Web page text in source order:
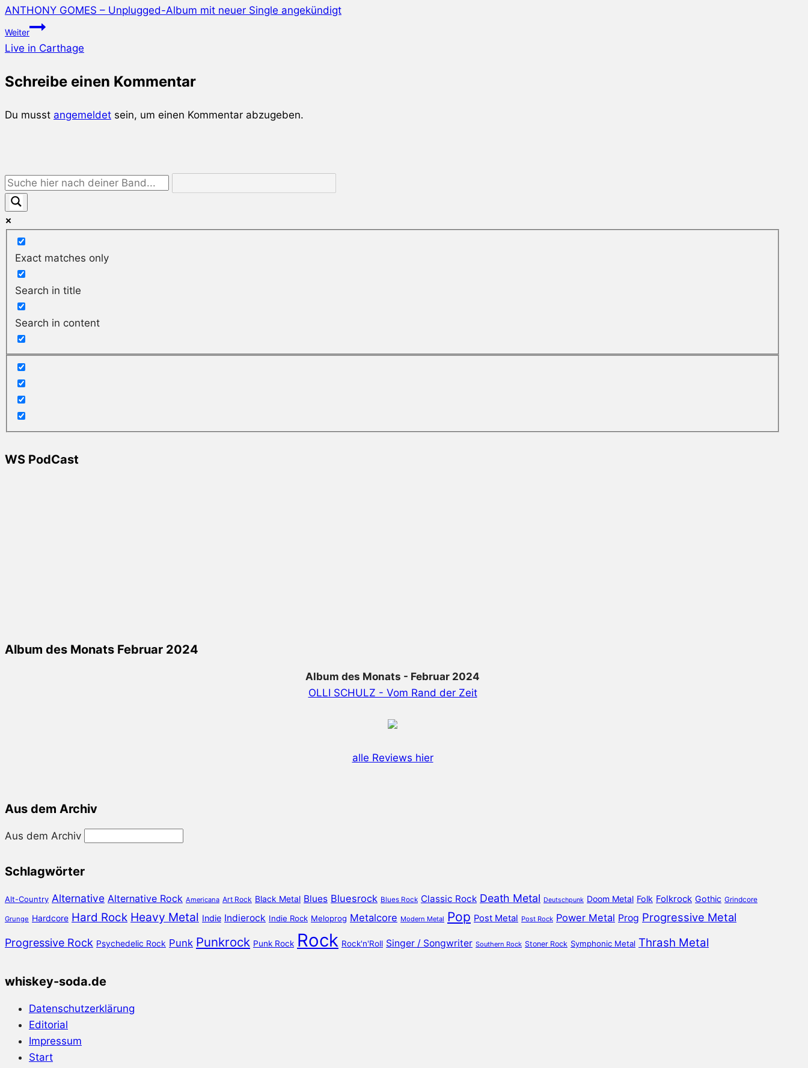
ANTHONY GOMES – Unplugged-Album mit neuer Single angekündigt
Weiter
Live in Carthage
Schreibe einen Kommentar
Du musst angemeldet sein, um einen Kommentar abzugeben.
Exact matches only
Search in title
Search in content
WS PodCast
Album des Monats Februar 2024
Album des Monats - Februar 2024
OLLI SCHULZ - Vom Rand der Zeit
alle Reviews hier
Aus dem Archiv
Aus dem Archiv
Schlagwörter
Alt-Country Alternative Alternative Rock Americana Art Rock Black Metal Blues Bluesrock Blues Rock Classic Rock Death Metal Deutschpunk Doom Metal Folk Folkrock Gothic Grindcore
Grunge Hardcore Hard Rock Heavy Metal Indie Indierock Indie Rock Meloprog Metalcore Modern Metal Pop Post Metal Post Rock Power Metal Prog Progressive Metal
Progressive Rock Psychedelic Rock Punk Punkrock Punk Rock Rock Rock'n'Roll Singer / Songwriter Southern Rock Stoner Rock Symphonic Metal Thrash Metal
whiskey-soda.de
Datenschutzerklärung
Editorial
Impressum
Start